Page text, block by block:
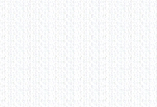
暮らせますか？
300万円以下の人が買ってはいけ